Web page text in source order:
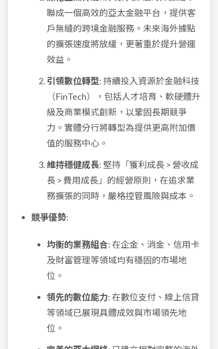
聯成一個高效的亞太金融平台，提供客
戶無縫的跨境金融服務。未來海外據點
的擴張速度將放緩，更著重於提升營運
效益。
引領數位轉型: 持續投入資源於金融科技
（FinTech），包括人才培育、軟硬體升
級及商業模式創新，以鞏固長期競爭
力。實體分行將轉型為提供更高附加價
值的服務中心。
維持穩健成長: 堅持「獲利成長 > 營收成
長 > 費用成長」的經營原則，在追求業
務擴張的同時，嚴格控管風險與成本。
競爭優勢:
均衡的業務組合: 在企金、消金、信用卡
及財富管理等領域均有穩固的市場地
位。
領先的數位能力: 在數位支付、線上信貸
等領域已展現具體成效與市場領先地
位。